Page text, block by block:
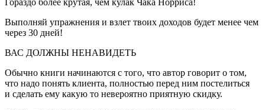
Гораздо более крутая, чем кулак Чака Норриса!
Выполняй упражнения и взлет твоих доходов будет менее чем
через 30 дней!
ВАС ДОЛЖНЫ НЕНАВИДЕТЬ
Обычно книги начинаются с того, что автор говорит о том,
что надо понять клиента, полностью перед ним постелиться
и сделать ему какую то невероятно приятную скидку.